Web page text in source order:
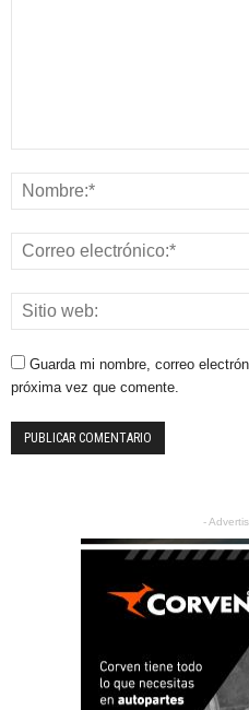
Guarda mi nombre, correo
próxima vez que comente.
-